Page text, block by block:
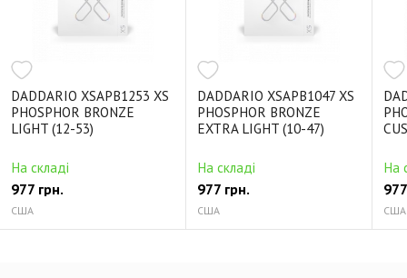
DADDARIO XSAPB1253 XS
PHOSPHOR BRONZE
LIGHT (12-53)
На складі
977 грн.
США
DADDARIO XSAPB1047 XS
PHOSPHOR BRONZE
EXTRA LIGHT (10-47)
На складі
977 грн.
США
На
США